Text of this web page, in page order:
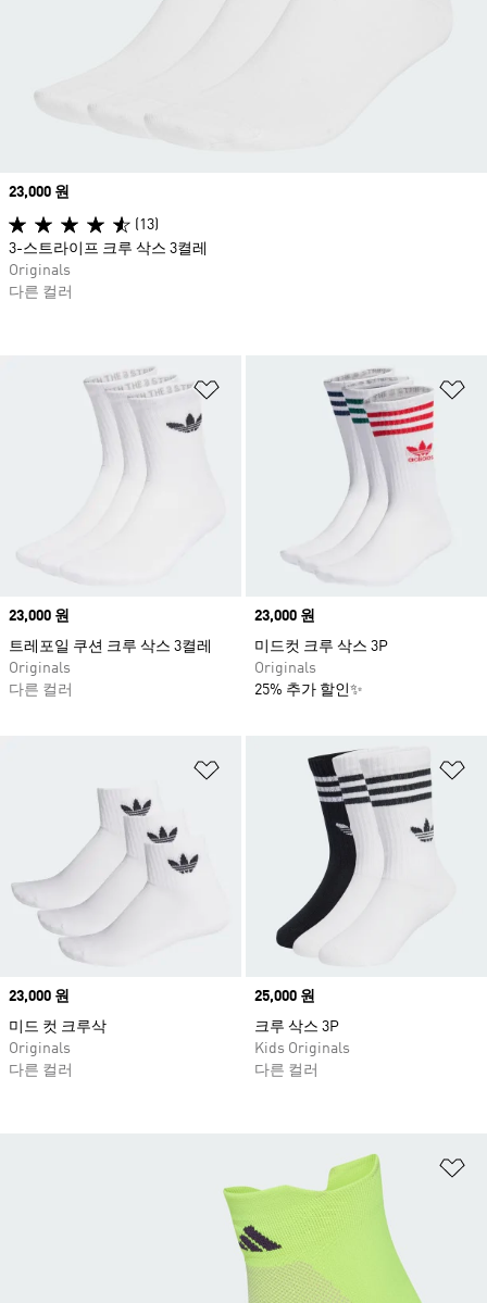
위시리스트 담기
Price
23,000 원
트레포일 쿠션 크루 삭스 3켤레
Originals
다른 컬러
Price
23,000 원
미드컷 크루 삭스 3P
Originals
25% 추가 할인✨
위시리스트 담기
Price
23,000 원
미드 컷 크루삭
Originals
다른 컬러
Price
25,000 원
크루 삭스 3P
Kids Originals
다른 컬러
Price
23,000 원
(13)
3-스트라이프 크루 삭스 3켤레
Originals
다른 컬러